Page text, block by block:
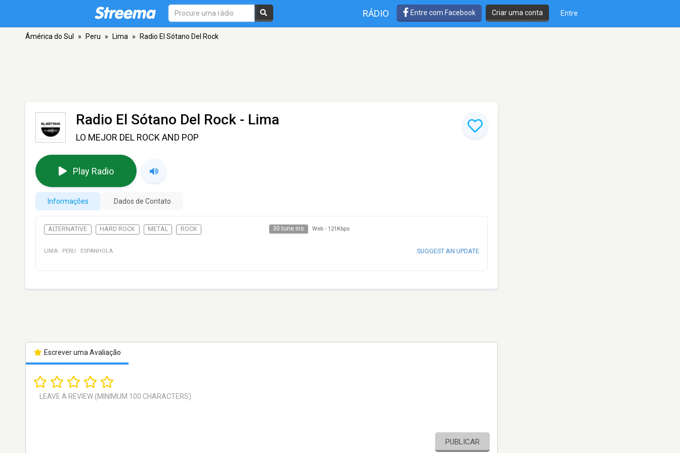
RÁDIO Entre com Facebook Criar uma conta Entre
Ámérica do Sul » Peru » Lima » Radio El Sótano Del Rock
Radio El Sótano Del Rock - Lima
LO MEJOR DEL ROCK AND POP
Play Radio
Informações Dados de Contato
ALTERNATIVE HARD ROCK METAL ROCK 30 tune ins Web - 121Kbps
LIMA · PERU · ESPANHOLA SUGGEST AN UPDATE
Escrever uma Avaliação
PUBLICAR